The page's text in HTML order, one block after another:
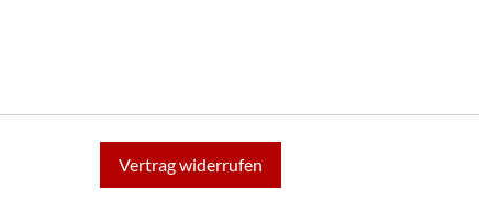
Vertrag widerrufen